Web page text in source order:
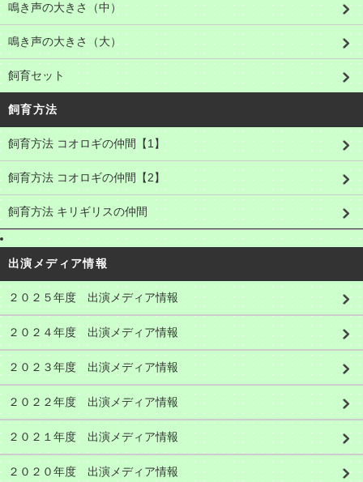
鳴き声の大きさ（中）
鳴き声の大きさ（大）
飼育セット
飼育方法
飼育方法 コオロギの仲間【1】
飼育方法 コオロギの仲間【2】
飼育方法 キリギリスの仲間
出演メディア情報
２０２５年度 出演メディア情報
２０２４年度 出演メディア情報
２０２３年度 出演メディア情報
２０２２年度 出演メディア情報
２０２１年度 出演メディア情報
２０２０年度 出演メディア情報